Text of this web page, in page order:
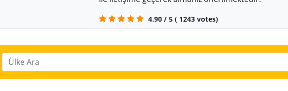
4.90 / 5 ( 1243 votes)
Ülke Ara